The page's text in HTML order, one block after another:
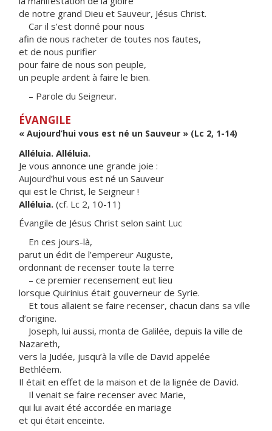
de notre grand Dieu et Sauveur, Jésus Christ.
Car il s’est donné pour nous
afin de nous racheter de toutes nos fautes,
et de nous purifier
pour faire de nous son peuple,
un peuple ardent à faire le bien.
– Parole du Seigneur.
ÉVANGILE
« Aujourd’hui vous est né un Sauveur » (Lc 2, 1-14)
Alléluia. Alléluia.
Je vous annonce une grande joie :
Aujourd’hui vous est né un Sauveur
qui est le Christ, le Seigneur !
Alléluia. (cf. Lc 2, 10-11)
Évangile de Jésus Christ selon saint Luc
En ces jours-là,
parut un édit de l’empereur Auguste,
ordonnant de recenser toute la terre
– ce premier recensement eut lieu
lorsque Quirinius était gouverneur de Syrie.
Et tous allaient se faire recenser, chacun dans sa ville
d’origine.
Joseph, lui aussi, monta de Galilée, depuis la ville de
Nazareth,
vers la Judée, jusqu’à la ville de David appelée
Bethléem.
Il était en effet de la maison et de la lignée de David.
Il venait se faire recenser avec Marie,
qui lui avait été accordée en mariage
et qui était enceinte.